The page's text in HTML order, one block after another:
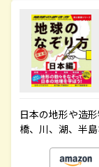
日本の地形や造
橋、川、湖、半